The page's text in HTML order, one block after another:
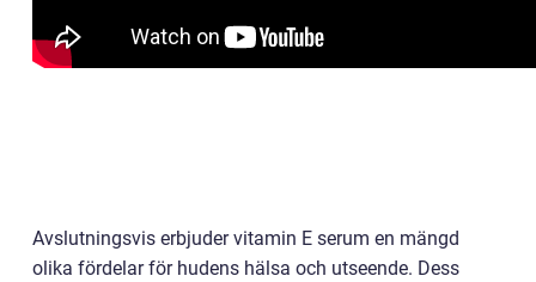
Avslutningsvis erbjuder vitamin E serum en mängd
olika fördelar för hudens hälsa och utseende. Dess